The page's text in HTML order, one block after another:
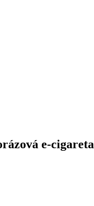
e-cigareta